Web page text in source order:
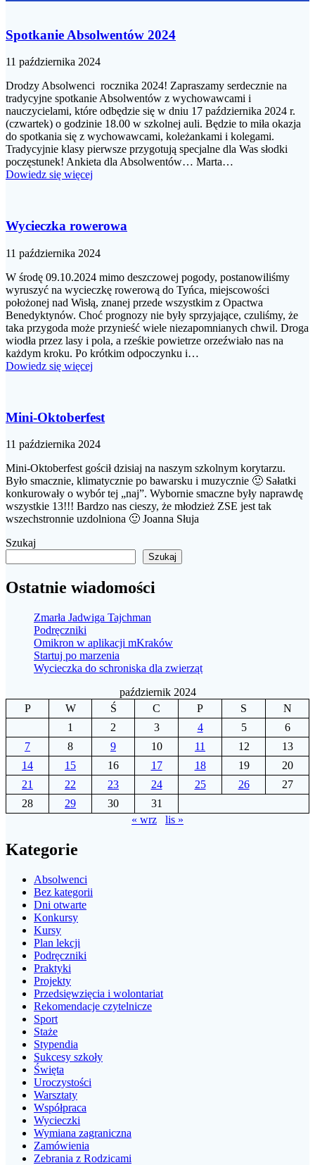
Spotkanie Absolwentów 2024
11 października 2024
Drodzy Absolwenci rocznika 2024! Zapraszamy serdecznie na
tradycyjne spotkanie Absolwentów z wychowawcami i
nauczycielami, które odbędzie się w dniu 17 października 2024 r.
(czwartek) o godzinie 18.00 w szkolnej auli. Będzie to miła okazja
do spotkania się z wychowawcami, koleżankami i kolegami.
Tradycyjnie klasy pierwsze przygotują specjalne dla Was słodki
poczęstunek! Ankieta dla Absolwentów… Marta…
Dowiedz się więcej
Wycieczka rowerowa
11 października 2024
W środę 09.10.2024 mimo deszczowej pogody, postanowiliśmy
wyruszyć na wycieczkę rowerową do Tyńca, miejscowości
położonej nad Wisłą, znanej przede wszystkim z Opactwa
Benedyktynów. Choć prognozy nie były sprzyjające, czuliśmy, że
taka przygoda może przynieść wiele niezapomnianych chwil. Droga
wiodła przez lasy i pola, a rześkie powietrze orzeźwiało nas na
każdym kroku. Po krótkim odpoczynku i…
Dowiedz się więcej
Mini-Oktoberfest
11 października 2024
Mini-Oktoberfest gościł dzisiaj na naszym szkolnym korytarzu.
Było smacznie, klimatycznie po bawarsku i muzycznie 🙂 Sałatki
konkurowały o wybór tej „naj”. Wybornie smaczne były naprawdę
wszystkie 13!!! Bardzo nas cieszy, że młodzież ZSE jest tak
wszechstronnie uzdolniona 🙂 Joanna Słuja
Szukaj
Szukaj
Ostatnie wiadomości
Zmarła Jadwiga Tajchman
Podręczniki
Omikron w aplikacji mKraków
Startuj po marzenia
Wycieczka do schroniska dla zwierząt
październik 2024
P
W Ś C P S
N
1
2 3 4 5
6
7
8 9 10 11 12
13
14
15 16 17 18 19
20
21
22 23 24 25 26
27
28
29 30
31
« wrz
lis »
Kategorie
Absolwenci
Bez kategorii
Dni otwarte
Konkursy
Kursy
Plan lekcji
Podręczniki
Praktyki
Projekty
Przedsięwzięcia i wolontariat
Rekomendacje czytelnicze
Sport
Staże
Stypendia
Sukcesy szkoły
Święta
Uroczystości
Warsztaty
Współpraca
Wycieczki
Wymiana zagraniczna
Zamówienia
Zebrania z Rodzicami